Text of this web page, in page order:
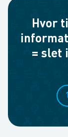
Hvor
= slet
1